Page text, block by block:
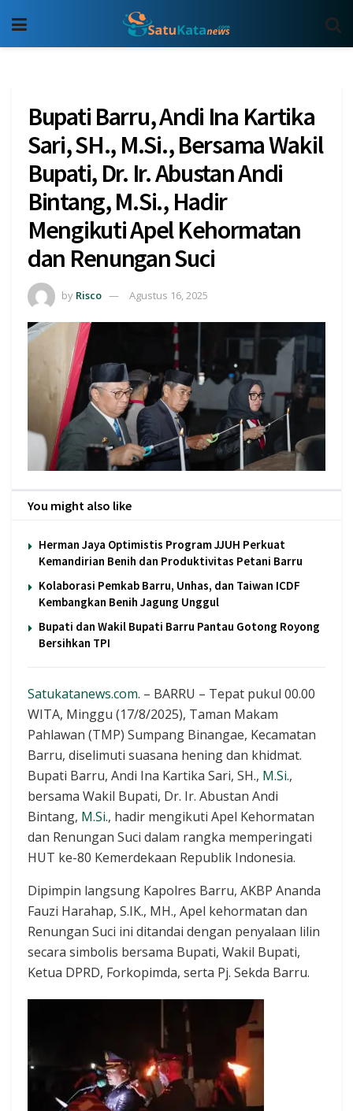
Bupati Barru, Andi Ina Kartika
Sari, SH., M.Si., Bersama Wakil
Bupati, Dr. Ir. Abustan Andi
Bintang, M.Si., Hadir
Mengikuti Apel Kehormatan
dan Renungan Suci
by Risco Agustus 16, 2025
You might also like
Herman Jaya Optimistis Program JJUH Perkuat
Kemandirian Benih dan Produktivitas Petani Barru
Kolaborasi Pemkab Barru, Unhas, dan Taiwan ICDF
Kembangkan Benih Jagung Unggul
Bupati dan Wakil Bupati Barru Pantau Gotong Royong
Bersihkan TPI
Satukatanews.com. – BARRU – Tepat pukul 00.00
WITA, Minggu (17/8/2025), Taman Makam
Pahlawan (TMP) Sumpang Binangae, Kecamatan
Barru, diselimuti suasana hening dan khidmat.
Bupati Barru, Andi Ina Kartika Sari, SH., M.Si.,
bersama Wakil Bupati, Dr. Ir. Abustan Andi
Bintang, M.Si., hadir mengikuti Apel Kehormatan
dan Renungan Suci dalam rangka memperingati
HUT ke-80 Kemerdekaan Republik Indonesia.
Dipimpin langsung Kapolres Barru, AKBP Ananda
Fauzi Harahap, S.IK., MH., Apel kehormatan dan
Renungan Suci ini ditandai dengan penyalaan lilin
secara simbolis bersama Bupati, Wakil Bupati,
Ketua DPRD, Forkopimda, serta Pj. Sekda Barru.